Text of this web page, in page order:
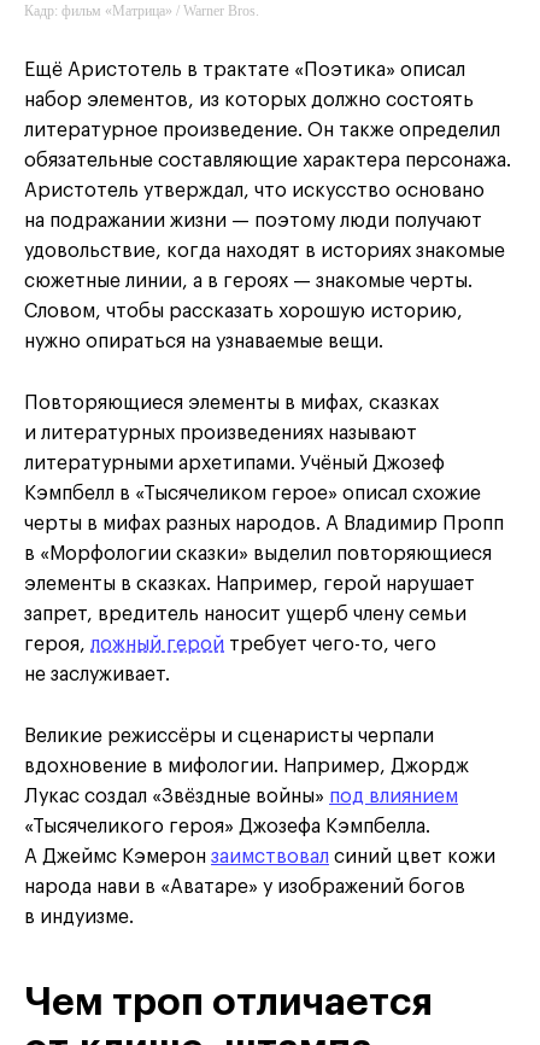
Кадр: фильм «Матрица» / Warner Bros.
Ещё Аристотель в трактате «Поэтика» описал
набор элементов, из которых должно состоять
литературное произведение. Он также определил
обязательные составляющие характера персонажа.
Аристотель утверждал, что искусство основано
на подражании жизни — поэтому люди получают
удовольствие, когда находят в историях знакомые
сюжетные линии, а в героях — знакомые черты.
Словом, чтобы рассказать хорошую историю,
нужно опираться на узнаваемые вещи.
Повторяющиеся элементы в мифах, сказках
и литературных произведениях называют
литературными архетипами. Учёный Джозеф
Кэмпбелл в «Тысячеликом герое» описал схожие
черты в мифах разных народов. А Владимир Пропп
в «Морфологии сказки» выделил повторяющиеся
элементы в сказках. Например, герой нарушает
запрет, вредитель наносит ущерб члену семьи
героя, ложный герой требует чего-то, чего
не заслуживает.
Великие режиссёры и сценаристы черпали
вдохновение в мифологии. Например, Джордж
Лукас создал «Звёздные войны» под влиянием
«Тысячеликого героя» Джозефа Кэмпбелла.
А Джеймс Кэмерон заимствовал синий цвет кожи
народа нави в «Аватаре» у изображений богов
в индуизме.
Чем троп отличается